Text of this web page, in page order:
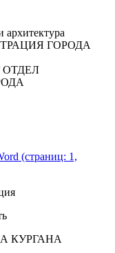
архитектура
ГОРОДА
ОТДЕЛ
(страниц: 1,
КУРГАНА